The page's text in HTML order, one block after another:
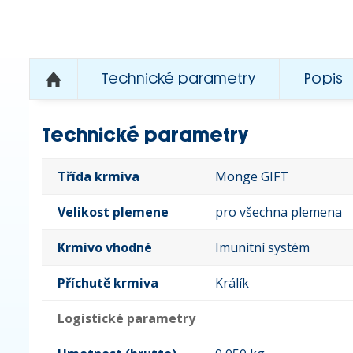
Technické parametry Popis
Technické parametry
Třída krmiva Monge GIFT
Velikost plemene pro všechna plemena
Krmivo vhodné Imunitní systém
Příchutě krmiva Králík
Logistické parametry